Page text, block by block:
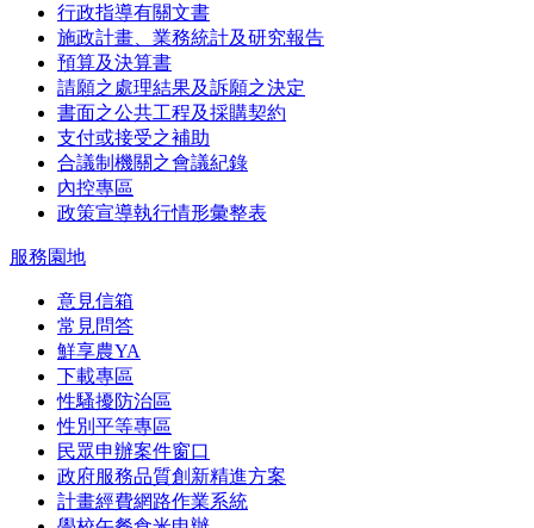
行政指導有關文書
施政計畫、業務統計及研究報告
預算及決算書
請願之處理結果及訴願之決定
書面之公共工程及採購契約
支付或接受之補助
合議制機關之會議紀錄
內控專區
政策宣導執行情形彙整表
服務園地
意見信箱
常見問答
鮮享農YA
下載專區
性騷擾防治區
性別平等專區
民眾申辦案件窗口
政府服務品質創新精進方案
計畫經費網路作業系統